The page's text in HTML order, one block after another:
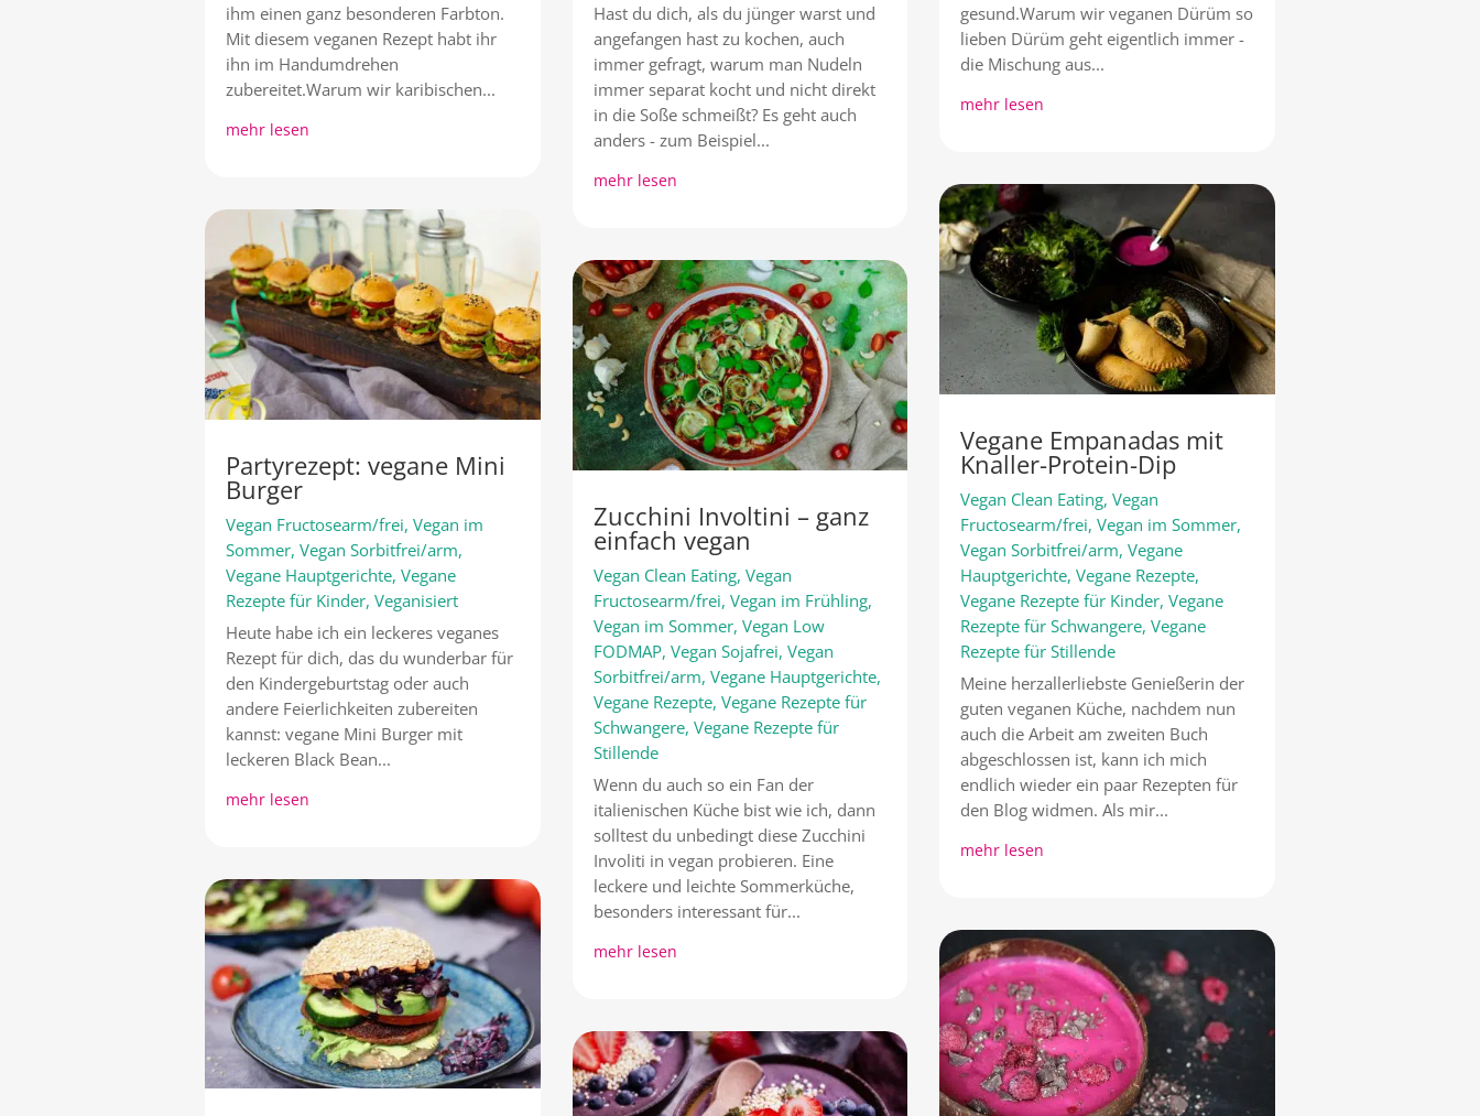
ihm einen ganz besonderen Farbton.
Mit diesem veganen Rezept habt ihr
ihn im Handumdrehen
zubereitet.Warum wir karibischen...
mehr lesen
Partyrezept: vegane Mini
Burger
Vegan Fructosearm/frei,Vegan im
Sommer,Vegan Sorbitfrei/arm,
Vegane Hauptgerichte,Vegane
Rezepte für Kinder,Veganisiert
Heute habe ich ein leckeres veganes
Rezept für dich, das du wunderbar für
den Kindergeburtstag oder auch
andere Feierlichkeiten zubereiten
kannst: vegane Mini Burger mit
leckeren Black Bean...
mehr lesen
Hast du dich, als du jünger warst und
angefangen hast zu kochen, auch
immer gefragt, warum man Nudeln
immer separat kocht und nicht direkt
in die Soße schmeißt? Es geht auch
anders - zum Beispiel...
mehr lesen
Zucchini Involtini – ganz
einfach vegan
Vegan Clean Eating, Vegan
Fructosearm/frei, Vegan im Frühling,
Vegan im Sommer, Vegan Low
FODMAP, Vegan Sojafrei, Vegan
Sorbitfrei/arm, Vegane Hauptgerichte,
Vegane Rezepte, Vegane Rezepte für
Schwangere, Vegane Rezepte für
Stillende
Wenn du auch so ein Fan der
italienischen Küche bist wie ich, dann
solltest du unbedingt diese Zucchini
Involiti in vegan probieren. Eine
leckere und leichte Sommerküche,
besonders interessant für...
mehr lesen
gesund.Warum wir veganen Dürüm so
lieben Dürüm geht eigentlich immer -
die Mischung aus...
mehr lesen
Vegane Empanadas mit
Knaller-Protein-Dip
Vegan Clean Eating,Vegan
Fructosearm/frei,Vegan im Sommer,
Vegan Sorbitfrei/arm,Vegane
Hauptgerichte,Vegane Rezepte,
Vegane Rezepte für Kinder,Vegane
Rezepte für Schwangere,Vegane
Rezepte für Stillende
Meine herzallerliebste Genießerin der
guten veganen Küche, nachdem nun
auch die Arbeit am zweiten Buch
abgeschlossen ist, kann ich mich
endlich wieder ein paar Rezepten für
den Blog widmen. Als mir...
mehr lesen